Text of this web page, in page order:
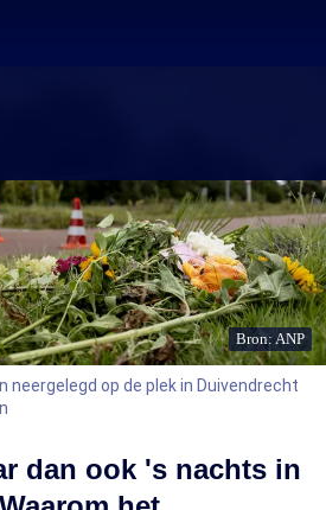
Bron: ANP
neergelegd op de plek in Duivendrecht
dan ook 's nachts in